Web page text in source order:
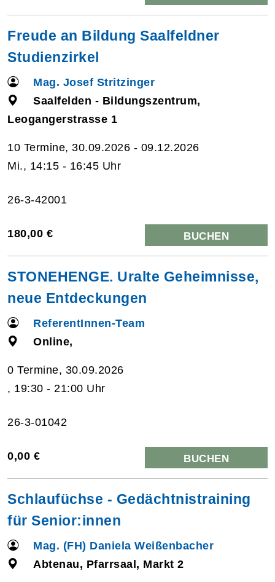
Freude an Bildung Saalfeldner
Studienzirkel
Mag. Josef Stritzinger
Saalfelden - Bildungszentrum,
Leogangerstrasse 1
10 Termine, 30.09.2026 - 09.12.2026
Mi., 14:15 - 16:45 Uhr
26-3-42001
180,00 € BUCHEN
STONEHENGE. Uralte Geheimnisse,
neue Entdeckungen
ReferentInnen-Team
Online,
0 Termine, 30.09.2026
, 19:30 - 21:00 Uhr
26-3-01042
0,00 € BUCHEN
Schlaufüchse - Gedächtnistraining
für Senior:innen
Mag. (FH) Daniela Weißenbacher
Abtenau, Pfarrsaal, Markt 2